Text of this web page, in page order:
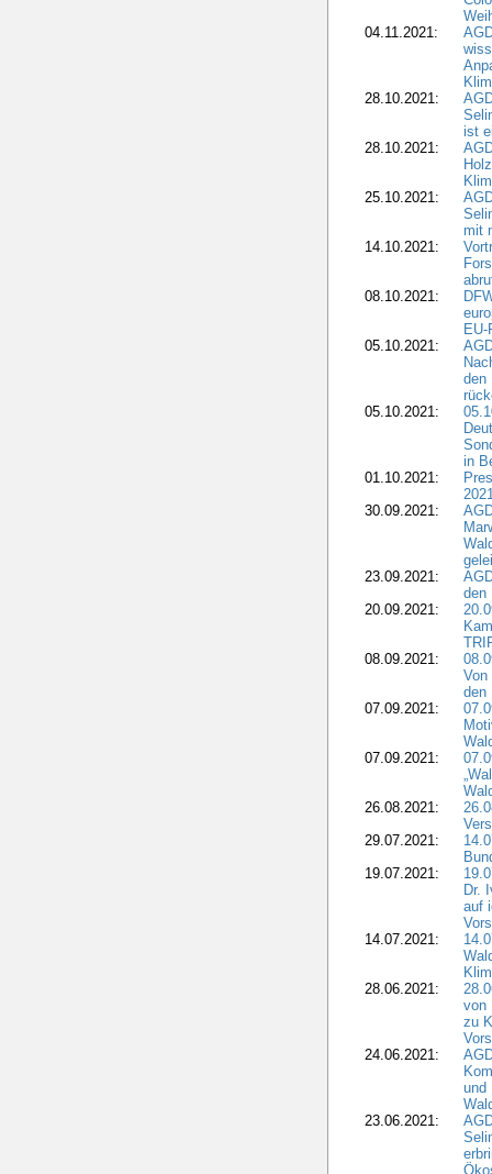
04.11.2021:
28.10.2021:
ist
28.10.2021:
25.10.2021:
mit
14.10.2021:
08.10.2021:
05.10.2021:
den
05.10.2021:
in
01.10.2021:
30.09.2021:
23.09.2021:
den
20.09.2021:
08.09.2021:
den
07.09.2021:
07.09.2021:
26.08.2021:
29.07.2021:
19.07.2021:
Dr.
auf
14.07.2021:
28.06.2021:
von
zu
24.06.2021:
und
23.06.2021: